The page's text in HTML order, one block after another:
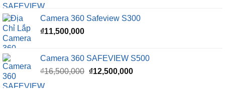
Camera 360 Safeview S300
₫11,500,000
Camera 360 SAFEVIEW S500
₫16,500,000 Giá
₫12,500,000Giá